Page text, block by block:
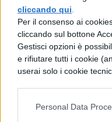
cliccando qui
Per il consenso ai
cliccando sul bottone
Gestisci opzioni è
e rifiutare tutti i cookie
userai solo i cookie
Personal Data
Musica e il resto
Musica e il resto
Musica e il resto
Musica e il resto
Mi piace guardare
Girare nuda per